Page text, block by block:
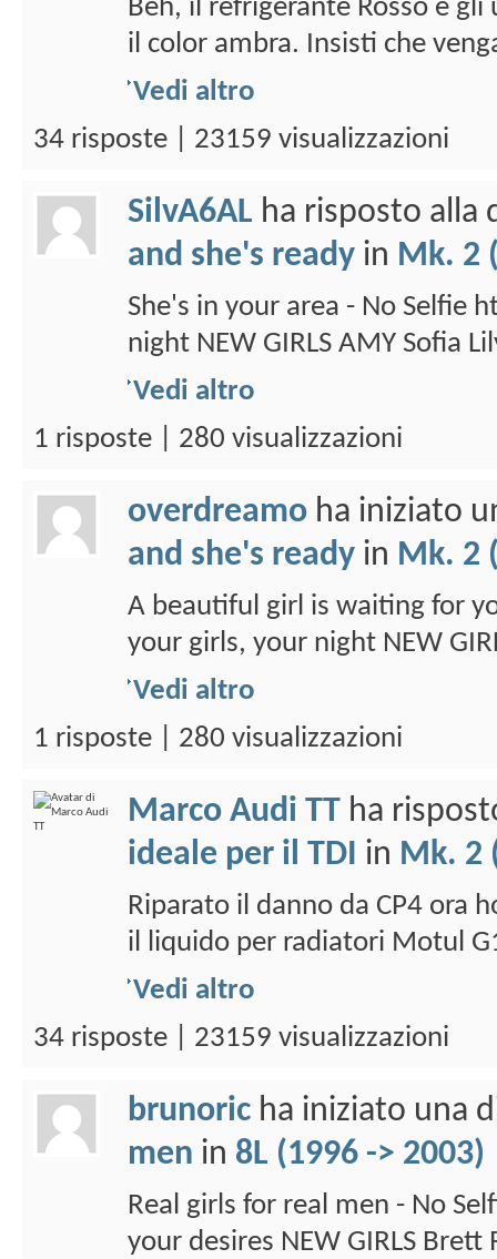
Beh, il refrigerante Rosso e
il color ambra. Insisti che
Vedi altro
34 risposte | 23159 visualizzazioni
SilvA6AL ha risposto alla
and she's ready in Mk. 2
She's in your area - No Selfie
night NEW GIRLS AMY Sofia
Vedi altro
1 risposte | 280 visualizzazioni
overdreamo ha iniziato
and she's ready in Mk. 2
A beautiful girl is waiting for
your girls, your night NEW
Vedi altro
1 risposte | 280 visualizzazioni
Marco Audi TT ha
ideale per il TDI in Mk. 2
Riparato il danno da CP4 ora
il liquido per radiatori Motul
Vedi altro
34 risposte | 23159 visualizzazioni
brunoric ha iniziato una
men in 8L (1996 -> 2003)
Real girls for real men - No
your desires NEW GIRLS Brett